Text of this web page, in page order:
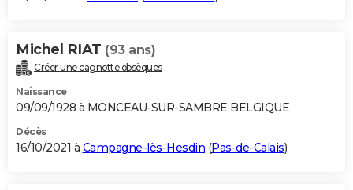
Michel RIAT (93 ans)
Créer une cagnotte obsèques
Naissance
09/09/1928 à MONCEAU-SUR-SAMBRE BELGIQUE
Décès
16/10/2021 à Campagne-lès-Hesdin (Pas-de-Calais)